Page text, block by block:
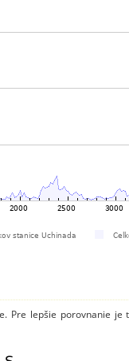
Pre lepšie porovnanie je